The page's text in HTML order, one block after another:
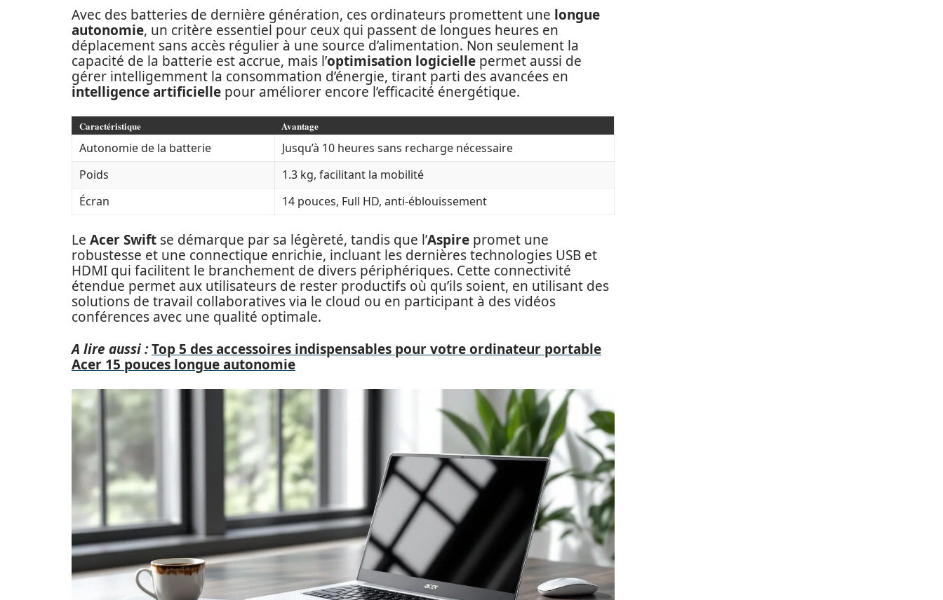
Avec des batteries de dernière génération, ces ordinateurs promettent une longue
autonomie, un critère essentiel pour ceux qui passent de longues heures en
déplacement sans accès régulier à une source d’alimentation. Non seulement la
capacité de la batterie est accrue, mais l’optimisation logicielle permet aussi de
gérer intelligemment la consommation d’énergie, tirant parti des avancées en
intelligence artificielle pour améliorer encore l’efficacité énergétique.
Caractéristique Avantage
Autonomie de la batterie
Jusqu’à 10 heures sans recharge nécessaire
Poids
1.3 kg, facilitant la mobilité
Écran
14 pouces, Full HD, anti-éblouissement
Le Acer Swift se démarque par sa légèreté, tandis que l’Aspire promet une
robustesse et une connectique enrichie, incluant les dernières technologies USB et
HDMI qui facilitent le branchement de divers périphériques. Cette connectivité
étendue permet aux utilisateurs de rester productifs où qu’ils soient, en utilisant des
solutions de travail collaboratives via le cloud ou en participant à des vidéos
conférences avec une qualité optimale.
A lire aussi :Top 5 des accessoires indispensables pour votre ordinateur portable
Acer 15 pouces longue autonomie